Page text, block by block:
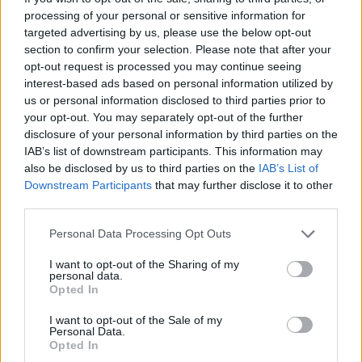
processing of your personal or sensitive information for
targeted advertising by us, please use the below opt-out
section to confirm your selection. Please note that after your
opt-out request is processed you may continue seeing
interest-based ads based on personal information utilized by
us or personal information disclosed to third parties prior to
your opt-out. You may separately opt-out of the further
disclosure of your personal information by third parties on the
IAB’s list of downstream participants. This information may
also be disclosed by us to third parties on the IAB’s List of
Downstream Participants that may further disclose it to other
Please note that this website/app uses one or more Google
not limited to your visit or usage behaviour. You may click to
grant or deny consent to Google and its third-party tags to
use your data for below specified purposes in below Google
consent section.
Personal Data Processing Opt Outs
I want to opt-out of the Sharing of my
personal data.
Opted In
I want to opt-out of the Sale of my
Personal Data.
Opted In
Tragédiába torkollott a segítségnyújtás
elmulasztása, három kisújszállási lakos ellen
Halálos kimenetelű közúti baleset gondatlan okozása,
segítségnyújtás elmulasztása és bűnpártolás miatt áll bíróság